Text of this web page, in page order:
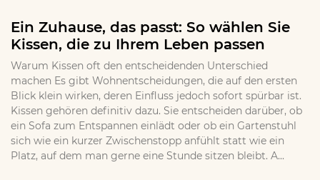
Ein Zuhause, das passt: So wählen Sie
Kissen, die zu Ihrem Leben passen
Warum Kissen oft den entscheidenden Unterschied
machen Es gibt Wohnentscheidungen, die auf den ersten
Blick klein wirken, deren Einfluss jedoch sofort spürbar ist.
Kissen gehören definitiv dazu. Sie entscheiden darüber, ob
ein Sofa zum Entspannen einlädt oder ob ein Gartenstuhl
sich wie ein kurzer Zwischenstopp anfühlt statt wie ein
Platz, auf dem man gerne eine Stunde sitzen bleibt. A...